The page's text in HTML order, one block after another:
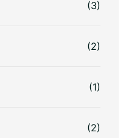
(3)
(2)
(1)
(2)